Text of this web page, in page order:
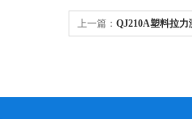
上一篇： QJ210A塑料拉力